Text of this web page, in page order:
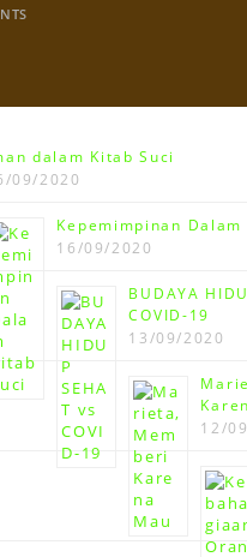
dalam Kitab Suci
09/2020
Kepemimpinan Dalam
16/09/2020
BUDAYA
COVID-19
13/09/2020
12/